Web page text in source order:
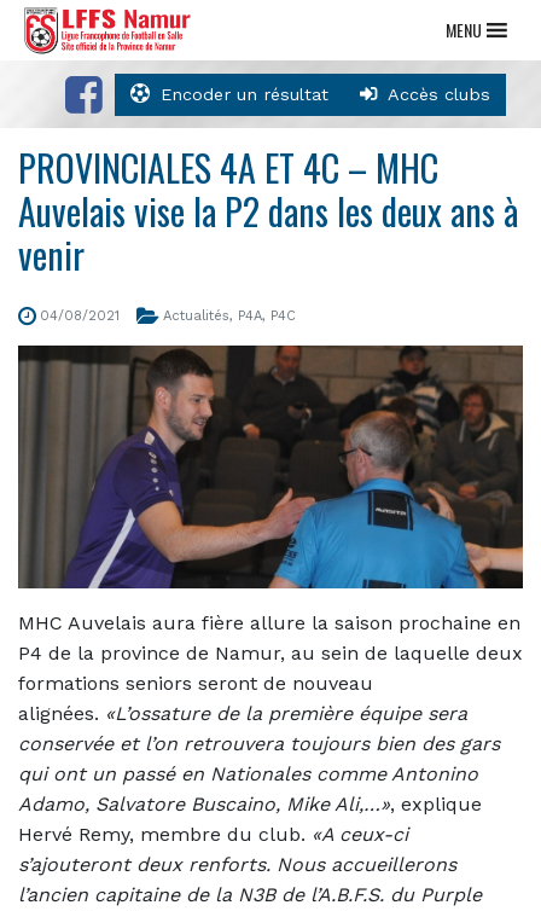
Encoder un résultat Accès clubs
MENU
PROVINCIALES 4A ET 4C – MHC
Auvelais vise la P2 dans les deux ans à
venir
04/08/2021 Actualités, P4A, P4C
MHC Auvelais aura fière allure la saison prochaine en
P4 de la province de Namur, au sein de laquelle deux
formations seniors seront de nouveau
alignées. «L’ossature de la première équipe sera
conservée et l’on retrouvera toujours bien des gars
qui ont un passé en Nationales comme Antonino
Adamo, Salvatore Buscaino, Mike Ali,…», explique
Hervé Remy, membre du club. «A ceux-ci
s’ajouteront deux renforts. Nous accueillerons
l’ancien capitaine de la N3B de l’A.B.F.S. du Purple